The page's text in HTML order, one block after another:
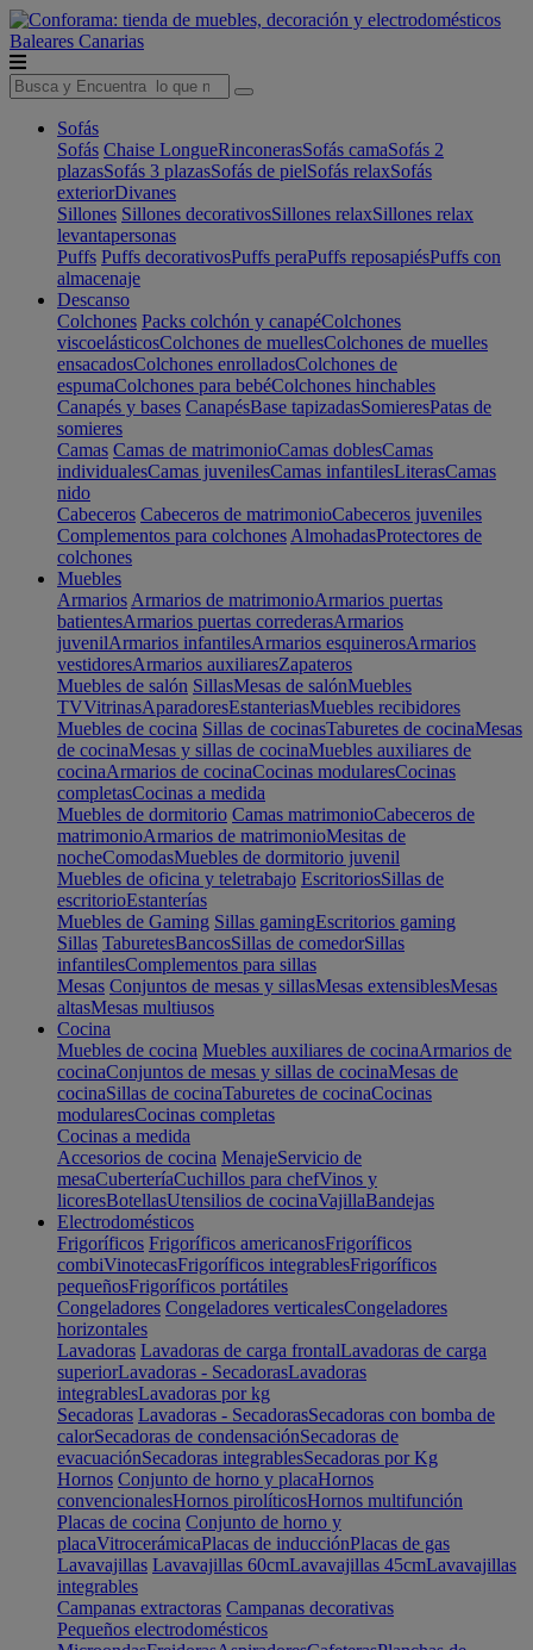
Baleares Canarias
Sofás
Sofás Chaise LongueRinconerasSofás camaSofás 2
plazasSofás 3 plazasSofás de pielSofás relaxSofás
exteriorDivanes
Sillones Sillones decorativosSillones relaxSillones relax
levantapersonas
Puffs Puffs decorativosPuffs peraPuffs reposapiésPuffs con
almacenaje
Descanso
Colchones Packs colchón y canapéColchones
viscoelásticosColchones de muellesColchones de muelles
ensacadosColchones enrolladosColchones de
espumaColchones para bebéColchones hinchables
Canapés y bases CanapésBase tapizadasSomieresPatas de
somieres
Camas Camas de matrimonioCamas doblesCamas
individualesCamas juvenilesCamas infantilesLiterasCamas
nido
Cabeceros Cabeceros de matrimonioCabeceros juveniles
Complementos para colchones AlmohadasProtectores de
colchones
Muebles
Armarios Armarios de matrimonioArmarios puertas
batientesArmarios puertas correderasArmarios
juvenilArmarios infantilesArmarios esquinerosArmarios
vestidoresArmarios auxiliaresZapateros
Muebles de salón SillasMesas de salónMuebles
TVVitrinasAparadoresEstanteriasMuebles recibidores
Muebles de cocina Sillas de cocinasTaburetes de cocinaMesas
de cocinaMesas y sillas de cocinaMuebles auxiliares de
cocinaArmarios de cocinaCocinas modularesCocinas
completasCocinas a medida
Muebles de dormitorio Camas matrimonioCabeceros de
matrimonioArmarios de matrimonioMesitas de
nocheComodasMuebles de dormitorio juvenil
Muebles de oficina y teletrabajo EscritoriosSillas de
escritorioEstanterías
Muebles de Gaming Sillas gamingEscritorios gaming
Sillas TaburetesBancosSillas de comedorSillas
infantilesComplementos para sillas
Mesas Conjuntos de mesas y sillasMesas extensiblesMesas
altasMesas multiusos
Cocina
Muebles de cocina Muebles auxiliares de cocinaArmarios de
cocinaConjuntos de mesas y sillas de cocinaMesas de
cocinaSillas de cocinaTaburetes de cocinaCocinas
modularesCocinas completas
Cocinas a medida
Accesorios de cocina MenajeServicio de
mesaCuberteríaCuchillos para chefVinos y
licoresBotellasUtensilios de cocinaVajillaBandejas
Electrodomésticos
Frigoríficos Frigoríficos americanosFrigoríficos
combiVinotecasFrigoríficos integrablesFrigoríficos
pequeñosFrigoríficos portátiles
Congeladores Congeladores verticalesCongeladores
horizontales
Lavadoras Lavadoras de carga frontalLavadoras de carga
superiorLavadoras - SecadorasLavadoras
integrablesLavadoras por kg
Secadoras Lavadoras - SecadorasSecadoras con bomba de
calorSecadoras de condensaciónSecadoras de
evacuaciónSecadoras integrablesSecadoras por Kg
Hornos Conjunto de horno y placaHornos
convencionalesHornos pirolíticosHornos multifunción
Placas de cocina Conjunto de horno y
placaVitrocerámicaPlacas de inducciónPlacas de gas
Lavavajillas Lavavajillas 60cmLavavajillas 45cmLavavajillas
integrables
Campanas extractoras Campanas decorativas
Pequeños electrodomésticos